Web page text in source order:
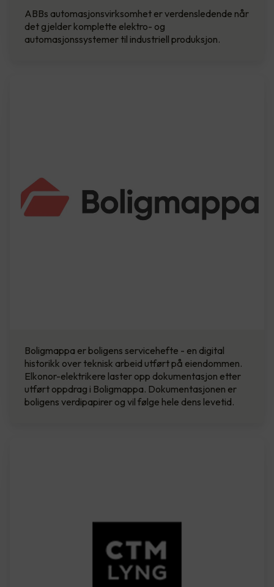
ABBs automasjonsvirksomhet er verdensledende når
det gjelder komplette elektro- og
automasjonssystemer til industriell produksjon.
Boligmappa er boligens servicehefte - en digital
historikk over teknisk arbeid utført på eiendommen.
Elkonor-elektrikere laster opp dokumentasjon etter
utført oppdrag i Boligmappa. Dokumentasjonen er
boligens verdipapirer og vil følge hele dens levetid.